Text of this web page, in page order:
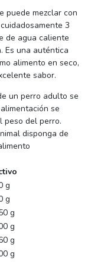
puede mezclar con
3
de agua caliente
Es una auténtica
alimento en seco,
sabor.
un perro adulto se
se
peso del perro.
disponga de
g
g
g
g
g
g